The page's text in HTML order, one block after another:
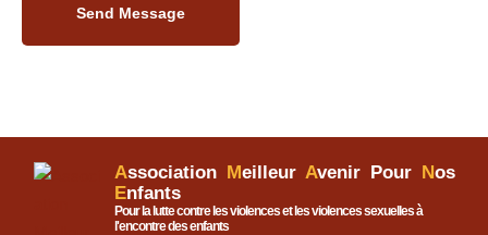
Send Message
Association Meilleur Avenir Pour Nos
Enfants
Pour la lutte contre les violences et les violences sexuelles à
l'encontre des enfants